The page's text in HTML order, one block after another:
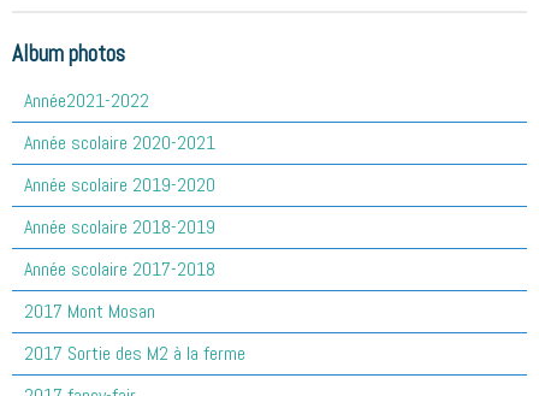
Album photos
Année2021-2022
Année scolaire 2020-2021
Année scolaire 2019-2020
Année scolaire 2018-2019
Année scolaire 2017-2018
2017 Mont Mosan
2017 Sortie des M2 à la ferme